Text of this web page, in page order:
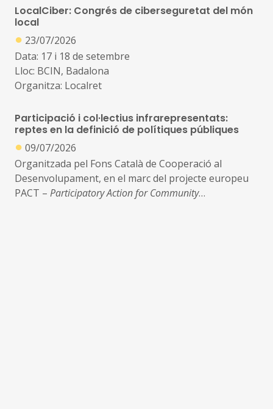
reptes de la gestió urbana: la transformació de la
ciutat existent, les infraestructures municipals,
l’aplicació pràctica de la tecnologia i la IA en la gestió
pública
LocalCiber: Congrés de ciberseguretat del món
local
● 23/07/2026
Data: 17 i 18 de setembre
Lloc: BCIN, Badalona
Organitza: Localret
Participació i col·lectius infrarepresentats:
reptes en la definició de polítiques públiques
● 09/07/2026
Organitzada pel Fons Català de Cooperació al
Desenvolupament, en el marc del projecte europeu
PACT – Participatory Action for Community